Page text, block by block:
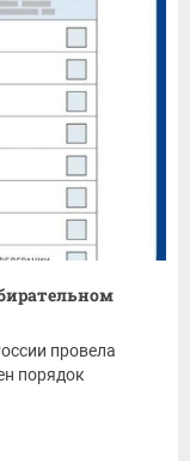
провела
порядок